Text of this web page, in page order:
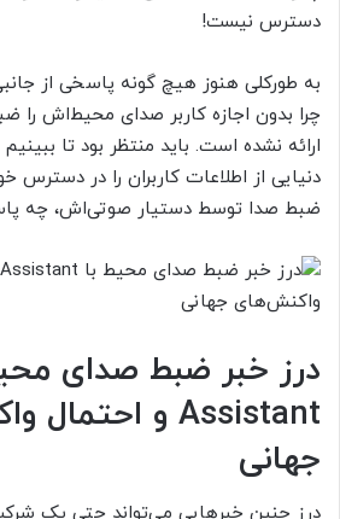
دسترس نیست!
به طورکلی هنوز هیچ گونه پاسخی از
چرا بدون اجازه کاربر صدای محیط‌اش را
ارائه نشده است. باید منتظر بود تا
دنیایی از اطلاعات کاربران را در دسترس
ضبط صدا توسط دستیار صوتی‌اش، چه
Assistant و احتمال
جهانی
درز چنین خبرهایی می‌تواند حتی یک